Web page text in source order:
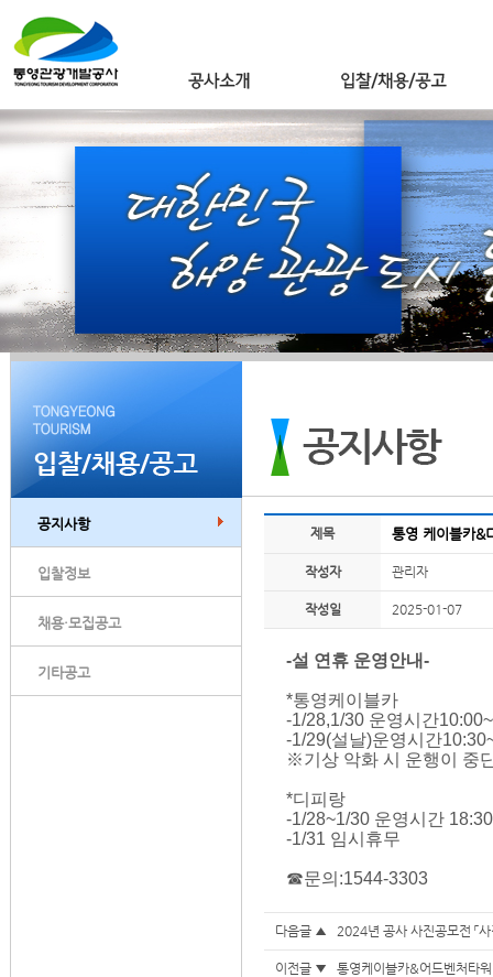
공지사항
입찰정보
채용·모집공고
기타공고
제목 통영 케이블카&
작성자 관리자
작성일 2025-01-07
-설 연휴 운영안내-
*통영케이블카
-1/28,1/30 운영시간
-1/29(설날)운영시간
※기상 악화 시 운행이 중
*디피랑
-1/28~1/30 운영시간
-1/31 임시휴무
☎문의:1544-3303
다음글 ▲ 2024년 공사 사진공모전 「
이전글 ▼ 통영케이블카&어드벤처타